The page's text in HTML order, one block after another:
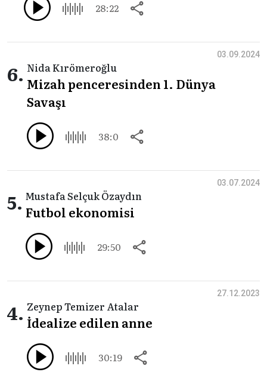
28:22
6. Nida Kırömeroğlu
Mizah penceresinden 1. Dünya
Savaşı
38:0
03.09.2024
5. Mustafa Selçuk Özaydın
Futbol ekonomisi
29:50
03.07.2024
4. Zeynep Temizer Atalar
İdealize edilen anne
30:19
27.12.2023